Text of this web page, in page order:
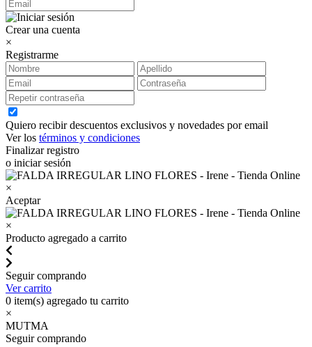
Crear una cuenta
×
Registrarme
Quiero recibir descuentos exclusivos y novedades por email
Ver los términos y condiciones
Finalizar registro
o iniciar sesión
×
Aceptar
×
Producto agregado a carrito
Seguir comprando
Ver carrito
0 item(s) agregado tu carrito
×
MUTMA
Seguir comprando